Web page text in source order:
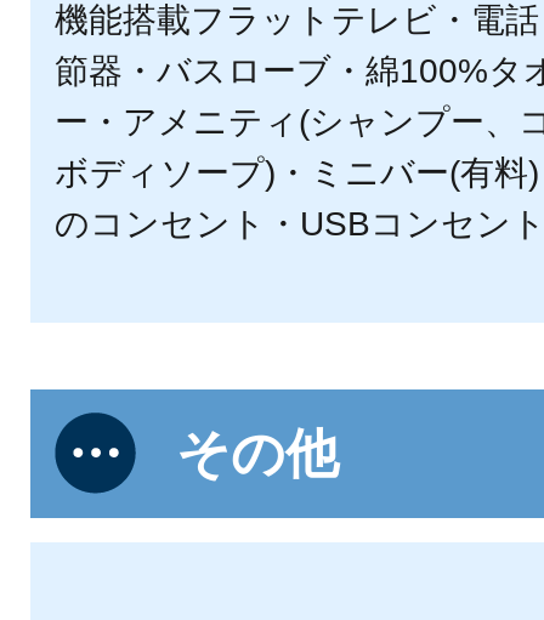
機能搭載フラットテレビ・電
節器・バスローブ・綿100%タ
ー・アメニティ(シャンプー、
ボディソープ)・ミニバー(有料
のコンセント・USBコンセン
その他